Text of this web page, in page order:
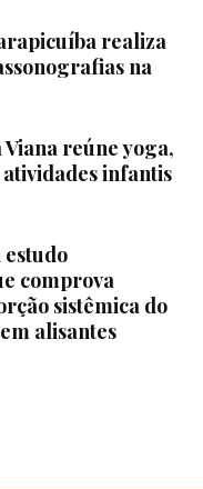
realiza
na
reúne yoga,
atividades infantis
comprova
sistêmica do
alisantes